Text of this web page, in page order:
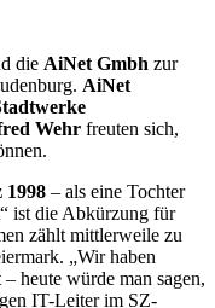
die AiNet Gmbh zur
AiNet
Wehr freuten sich,
1998 – als eine Tochter
ist die Abkürzung für
zählt mittlerweile zu
„Wir haben
heute würde man sagen,
IT-Leiter im SZ-